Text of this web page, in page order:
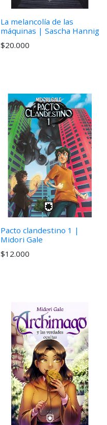
La melancolía de las
máquinas | Sascha Hannig
$20.000
Pacto clandestino 1 |
Midori Gale
$12.000